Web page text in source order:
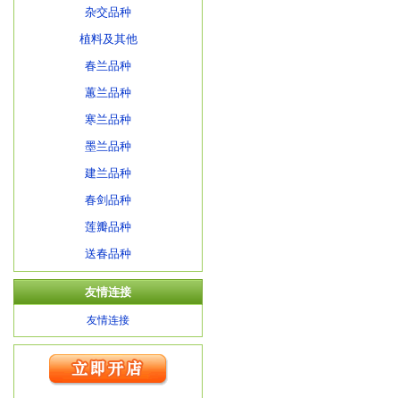
杂交品种
植料及其他
春兰品种
蕙兰品种
寒兰品种
墨兰品种
建兰品种
春剑品种
莲瓣品种
送春品种
友情连接
友情连接